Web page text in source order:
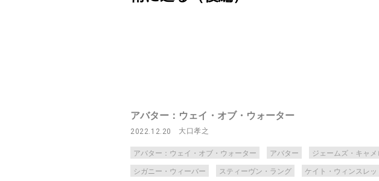
アバター：ウェイ・オブ・ウォーター
2022.12.20 大口孝之
アバター：ウェイ・オブ・ウォーター アバター ジェームズ・キャメ
シガニー・ウィーバー スティーヴン・ラング ケイト・ウィンスレッ